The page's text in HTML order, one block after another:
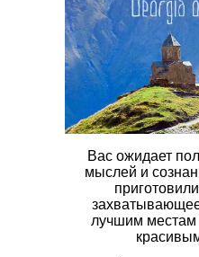
Вас ожидает
мыслей и
лучшим местам